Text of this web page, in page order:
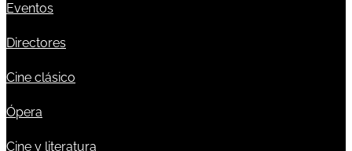
Eventos
Directores
Cine clásico
Ópera
Cine y literatura